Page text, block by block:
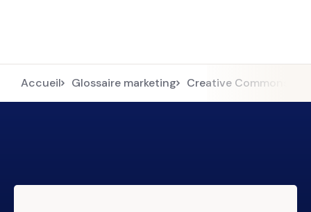
Accueil Glossaire marketing Creative Commons